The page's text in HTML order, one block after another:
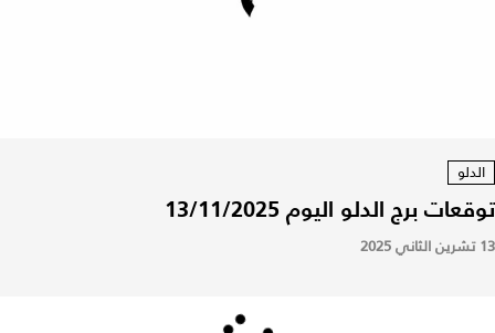
الدلو
توقعات برج الدلو اليوم 13/11/2025
13 تشرين الثاني 2025